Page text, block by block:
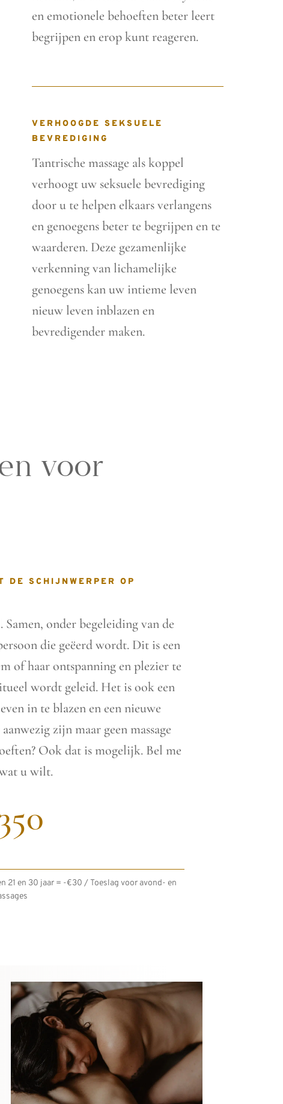
en emotionele behoeften beter leert
begrijpen en erop kunt reageren.
VERHOOGDE SEKSUELE
BEVREDIGING
Tantrische massage als koppel
verhoogt uw seksuele bevrediging
door u te helpen elkaars verlangens
en genoegens beter te begrijpen en te
waarderen. Deze gezamenlijke
verkenning van lichamelijke
genoegens kan uw intieme leven
nieuw leven inblazen en
bevredigender maken.
voor
DE SCHIJNWERPER OP
onder begeleiding van de
die geëerd wordt. Dit is een
of haar ontspanning en plezier te
wordt geleid. Het is ook een
in te blazen en een nieuwe
zijn maar geen massage
Ook dat is mogelijk. Bel me
u wilt.
en 30 jaar = -€30 / Toeslag voor avond- en